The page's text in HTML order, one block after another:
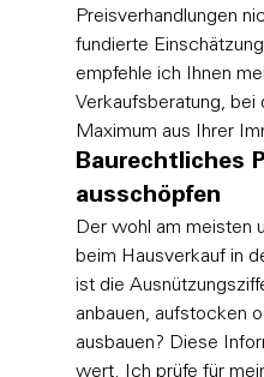
Preisverhandlungen
fundierte
empfehle ich Ihnen
Verkaufsberatung, bei
Maximum aus Ihrer
Baurechtliches
ausschöpfen
Der wohl am meisten
beim Hausverkauf in
ist die
anbauen, aufstocken
ausbauen? Diese
wert. Ich prüfe für